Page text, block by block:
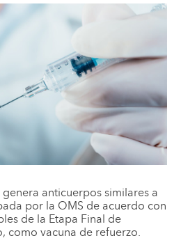
genera anticuerpos similares a
por la OMS de acuerdo con
de la Etapa Final de
como vacuna de refuerzo.